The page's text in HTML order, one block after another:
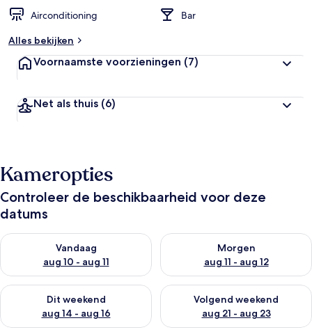
Airconditioning
Bar
Alles bekijken
Voornaamste voorzieningen (7)
Net als thuis (6)
Kameropties
Controleer de beschikbaarheid voor deze
datums
Vandaag
aug 10 - aug 11
De beschikbaarheid controleren voor vanavond aug 10 - aug
Morgen
aug 11 - aug 12
De beschikbaarheid
Dit weekend
aug 14 - aug 16
De beschikbaarheid controleren voor dit weekend aug 14 -
Volgend weekend
aug 21 - aug 23
De beschikbaarheid